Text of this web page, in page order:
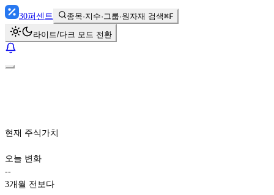
30퍼센트 종목·지수·그룹·원자재 검색⌘F
라이트/다크 모드 전환
현재 주식가치
오늘 변화
--
3개월 전보다